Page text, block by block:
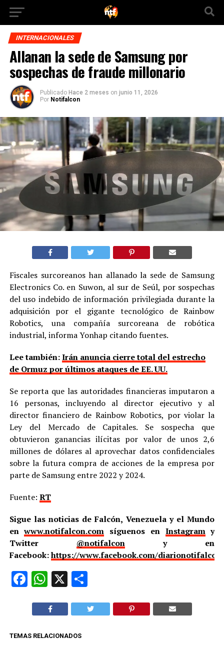
INTERNACIONALES
Allanan la sede de Samsung por
sospechas de fraude millonario
Publicado Hace 2 meses on junio 11, 2026
Por Notifalcon
Fiscales surcoreanos han allanado la sede de Samsung
Electronics Co. en Suwon, al sur de Seúl, por sospechas
del uso indebido de información privilegiada durante la
adquisición por el gigante tecnológico de Rainbow
Robotics, una compañía surcoreana de robótica
industrial, informa Yonhap citando fuentes.
Lee también:Irán anuncia cierre total del estrecho
de Ormuz por últimos ataques de EE. UU.
Se reporta que las autoridades financieras imputaron a
16 personas, incluyendo al director ejecutivo y al
director financiero de Rainbow Robotics, por violar la
Ley del Mercado de Capitales. Se sospecha que
obtuvieron ganancias ilícitas por valor de unos 2,6
millones de dólares al aprovechar datos confidenciales
sobre la futura compra de acciones de la empresa por
parte de Samsung entre 2022 y 2024.
Fuente: RT
Sigue las noticias de Falcón, Venezuela y el Mundo
enwww.notifalcon.com síguenos en Instagramy
Twitter @notifalcony en
Facebook:https://www.facebook.com/
Facebook
WhatsApp
X Compartir
TEMAS RELACIONADOS